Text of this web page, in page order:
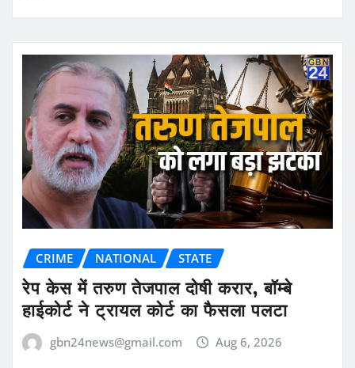
CRIME NATIONAL STATE
रेप केस में तरुण तेजपाल दोषी करार, बॉम्बे
हाईकोर्ट ने ट्रायल कोर्ट का फैसला पलटा
gbn24news@gmail.com Aug 6, 2026